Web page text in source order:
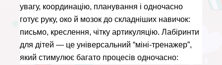
увагу, координацію, планування і одночасно
готує руку, око й мозок до складніших навичок:
письмо, креслення, чітку артикуляцію. Лабіринти
для дітей — це універсальний “міні-тренажер”,
який стимулює багато процесів одночасно: